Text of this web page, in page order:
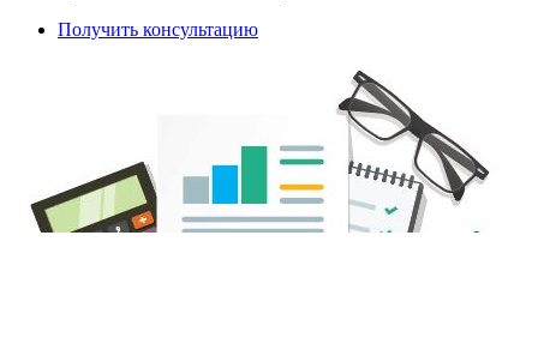
Получить консультацию